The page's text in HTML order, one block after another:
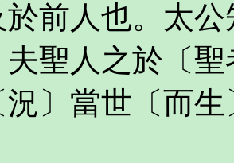
於前人也。太
聖人之於〔
〕當世〔而